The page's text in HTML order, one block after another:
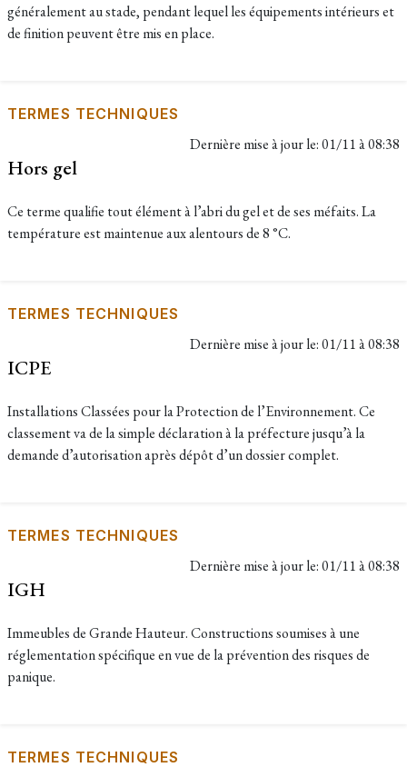
généralement au stade, pendant lequel les équipements intérieurs et
de finition peuvent être mis en place.
TERMES TECHNIQUES
Dernière mise à jour le:01/11 à 08:38
Hors gel
Ce terme qualifie tout élément à l’abri du gel et de ses méfaits. La
température est maintenue aux alentours de 8 °C.
TERMES TECHNIQUES
Dernière mise à jour le:01/11 à 08:38
ICPE
Installations Classées pour la Protection de l’Environnement. Ce
classement va de la simple déclaration à la préfecture jusqu’à la
demande d’autorisation après dépôt d’un dossier complet.
TERMES TECHNIQUES
Dernière mise à jour le:01/11 à 08:38
IGH
Immeubles de Grande Hauteur. Constructions soumises à une
réglementation spécifique en vue de la prévention des risques de
panique.
TERMES TECHNIQUES